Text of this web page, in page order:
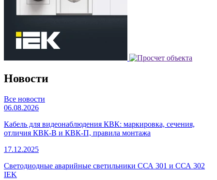
Новости
Все новости
06.08.2026
Кабель для видеонаблюдения КВК: маркировка, сечения,
отличия КВК-В и КВК-П, правила монтажа
17.12.2025
Светодиодные аварийные светильники ССА 301 и ССА 302
IEK